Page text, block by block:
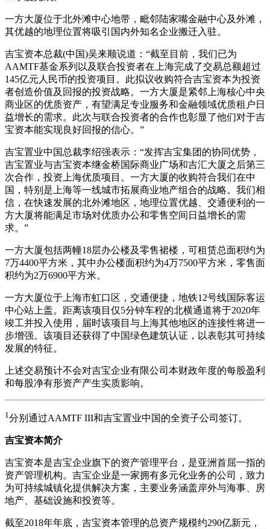
一方大厦位于北外滩中心地带，毗邻陆家嘴金融中心及外滩，
其优越的地理位置将吸引国内外知名企业搬迁入驻。
吉宝资本总裁(中国)吴来顺说道：“截至目前，我们已为
AAMTF基金系列以及联合投资者在上海完成了交易总额超过
145亿元人民币的投资项目。此拟议收购符合吉宝资本为投资
者创造价值及回报的投资战略。一方大厦是紧邻上海核心中央
商业区的优质资产，有望满足专业服务和金融领域优质租户日
益增长的需求。此次与联合投资者的合作也彰显了他们对于吉
宝资本能实现良好回报的信心。”
吉宝置业中国总裁李绍强表示：“发挥吉宝集团的协同优势，
吉宝置业与吉宝资本继金桥国际商业广场和吉汇大厦之后第三
次合作，投资上海优质项目。一方大厦的收购符合我们在中
国，特别是上海等一线城市拓展商业地产组合的战略。我们相
信，在快速发展的北外滩地区，地理位置优越、交通便利的一
方大厦将能满足市场对优质办公和零售空间日益增长的需
求。”
一方大厦包括两幢18层办公楼及零售裙楼，可租赁总面积约为
7万4400平方米，其中办公楼面积约为4万7500平方米，零售面
积约为2万6900平方米。
一方大厦位于上海市虹口区，交通便捷，地铁12号线国际客运
中心站上盖。距离该项目仅5分钟车程的北横通道将于2020年
竣工并投入使用，届时该项目与上海其他地区的连接性将进一
步增强。该项目还获得了中国绿色建筑认证，以表彰其可持续
发展的特征。
上述交易预计不会对吉宝企业有限公司本财政年度的每股盈利
和每股净有形资产产生实质影响。
1 分别通过AAMTF III和吉宝置业中国的全资子公司签订。
吉宝资本简介
吉宝资本是吉宝企业旗下的资产管理平台，是亚洲首屈一指的
资产管理机构。吉宝企业是一家拥有多元化业务的公司，致力
为可持续城镇化提供解决方案，主要业务涵盖岸外与海事、房
地产、基础设施和投资等。
截至2018年年底，吉宝资本管理的总资产规模约290亿新元，